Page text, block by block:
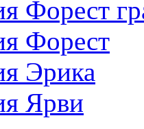
Форест
Форест
Эрика
Ярви